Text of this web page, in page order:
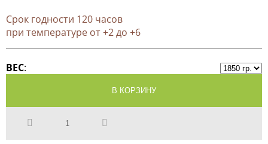
Срок годности 120 часов
при температуре от +2 до +6
ВЕС